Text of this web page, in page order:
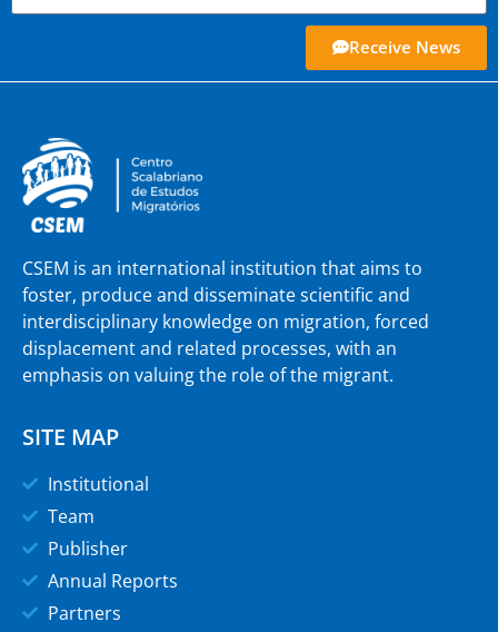
Receive News
CSEM is an international institution that aims to
foster, produce and disseminate scientific and
interdisciplinary knowledge on migration, forced
displacement and related processes, with an
emphasis on valuing the role of the migrant.
SITE MAP
Institutional
Team
Publisher
Annual Reports
Partners